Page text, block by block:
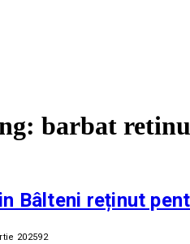
barbat
Bâlteni reținut
202592